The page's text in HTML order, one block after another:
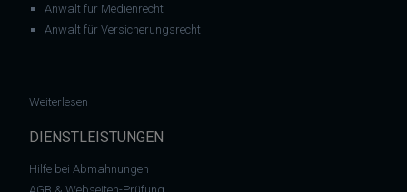
Anwalt für Medienrecht
Anwalt für Versicherungsrecht
Weiterlesen
DIENSTLEISTUNGEN
Hilfe bei Abmahnungen